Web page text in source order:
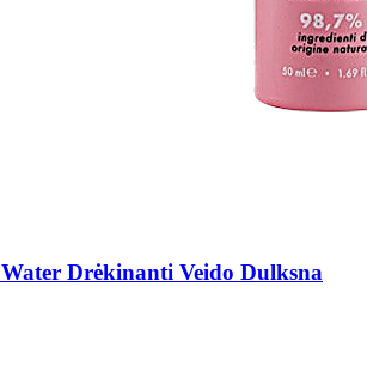
Drėkinanti Veido Dulksna